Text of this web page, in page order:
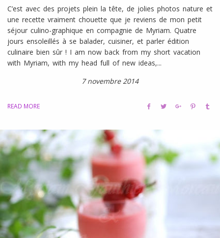
C’est avec des projets plein la tête, de jolies photos nature et
une recette vraiment chouette que je reviens de mon petit
séjour culino-graphique en compagnie de Myriam. Quatre
jours ensoleillés à se balader, cuisiner, et parler édition
culinaire bien sûr ! I am now back from my short vacation
with Myriam, with my head full of new ideas,...
7 novembre 2014
READ MORE